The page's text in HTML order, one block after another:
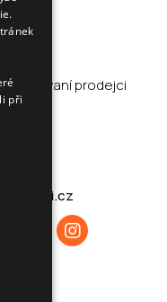
prodejci
F.A.Q.
při